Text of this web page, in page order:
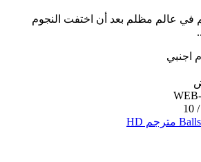
في عالم مظلم بعد أن اختفت النجوم
اجنبي